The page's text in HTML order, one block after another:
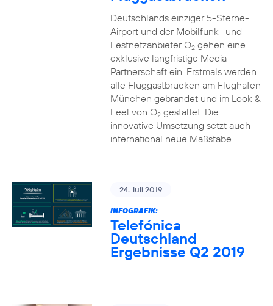
Deutschlands einziger 5-Sterne-
Airport und der Mobilfunk- und
Festnetzanbieter O2gehen eine
exklusive langfristige Media-
Partnerschaft ein. Erstmals werden
alle Fluggastbrücken am Flughafen
München gebrandet und im Look &
Feel von O2gestaltet. Die
innovative Umsetzung setzt auch
international neue Maßstäbe.
24. Juli 2019
INFOGRAFIK:
Telefónica
Deutschland
Ergebnisse Q2 2019